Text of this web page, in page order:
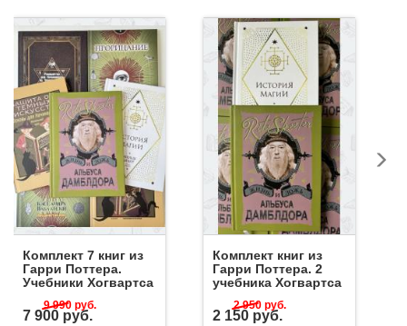
Комплект 7 книг из
Гарри Поттера.
Учебники Хогвартса
9 990 руб.
7 900 руб.
Комплект книг из
Гарри Поттера. 2
учебника Хогвартса
2 950 руб.
2 150 руб.